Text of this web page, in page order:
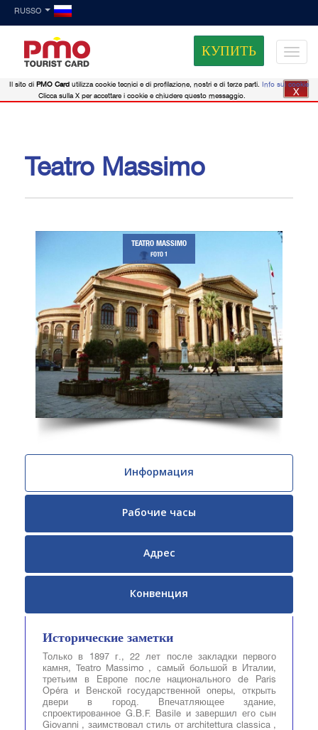
RUSSO
КУПИТЬ
Teatro Massimo
TEATRO MASSIMO
FOTO 1
Информация
Рабочие часы
Адрес
Конвенция
Исторические заметки
Только в 1897 г., 22 лет после закладки первого
камня, Teatro Massimo , самый большой в Италии,
третьим в Европе после национального de Paris
Opéra и Венской государственной оперы, открыть
двери в город. Впечатляющее здание,
спроектированное G.B.F. Basile и завершил его сын
Giovanni , заимствовал стиль от architettura classica ,
Il sito di PMO Card utilizza cookie tecnici e di profilazione, nostri e di terze parti. Info sui cookie
Clicca sulla X per accettare i cookie e chiudere questo messaggio.
X